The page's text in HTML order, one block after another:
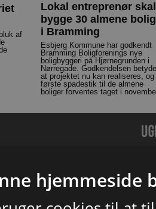
af
Lokal entreprenør skal
bygge 30 almene
i Bramming
Esbjerg Kommune har godkendt
Bramming Boligforenings nye
boligbyggeri på Hjørnegrunden i
Nørregade. Godkendelsen
at projektet nu kan realiseres, og
første spadestik til de almene
boliger forventes taget i
hjemmeside